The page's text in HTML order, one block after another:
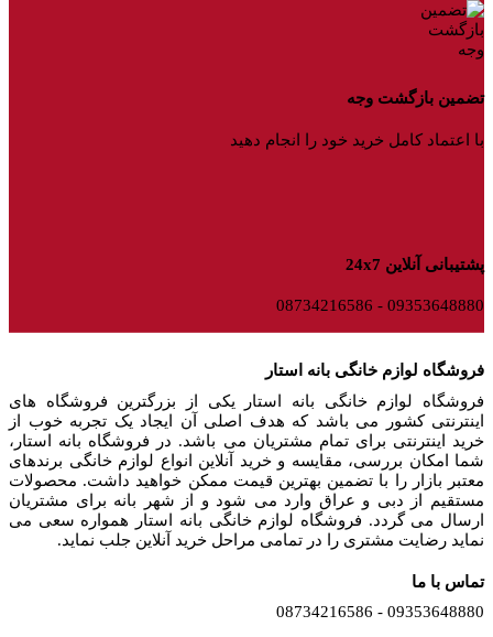
تضمین بازگشت وجه
با اعتماد کامل خرید خود را انجام دهید
پشتیبانی آنلاین 24x7
09353648880 - 08734216586
فروشگاه لوازم خانگی بانه استار
فروشگاه لوازم خانگی بانه استار یکی از بزرگترین فروشگاه های
اینترنتی کشور می باشد که هدف اصلی آن ایجاد یک تجربه خوب از
خرید اینترنتی برای تمام مشتریان می باشد. در فروشگاه بانه استار،
شما امکان بررسی، مقایسه و خرید آنلاین انواع لوازم خانگی برندهای
معتبر بازار را با تضمین بهترین قیمت ممکن خواهید داشت. محصولات
مستقیم از دبی و عراق وارد می شود و از شهر بانه برای مشتریان
ارسال می گردد. فروشگاه لوازم خانگی بانه استار همواره سعی می
نماید رضایت مشتری را در تمامی مراحل خرید آنلاین جلب نماید.
تماس با ما
09353648880 - 08734216586